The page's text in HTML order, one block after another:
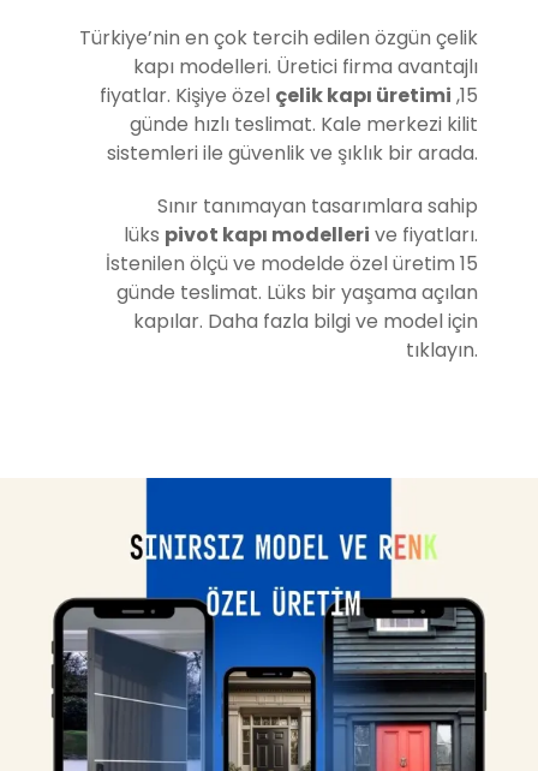
Türkiye’nin en çok tercih edilen özgün çelik
kapı modelleri. Üretici firma avantajlı
fiyatlar. Kişiye özel çelik kapı üretimi ,15
günde hızlı teslimat. Kale merkezi kilit
sistemleri ile güvenlik ve şıklık bir arada.
Sınır tanımayan tasarımlara sahip
lüks pivot kapı modelleri ve fiyatları.
İstenilen ölçü ve modelde özel üretim 15
günde teslimat. Lüks bir yaşama açılan
kapılar. Daha fazla bilgi ve model için
tıklayın.